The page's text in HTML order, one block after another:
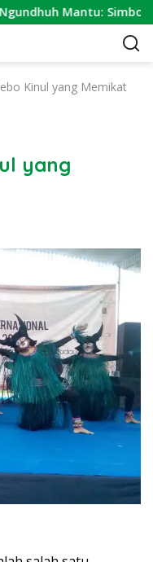
Mantu: Simbol
Kinul yang Memikat
yang